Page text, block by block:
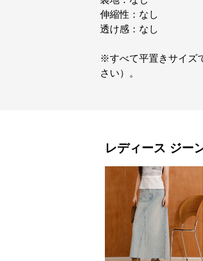
伸縮性：なし
透け感：なし
※すべて平置きサイズ
さい）。
レディース ジー